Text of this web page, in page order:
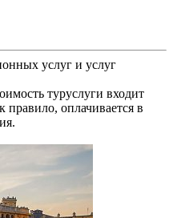
услуг и услуг
туруслуги входит
правило, оплачивается в